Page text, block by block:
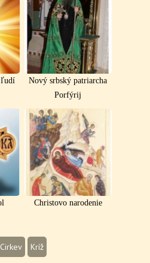
ľudí
Nový srbský patriarcha
Porfýrij
Christovo narodenie
Cirkev Kríž